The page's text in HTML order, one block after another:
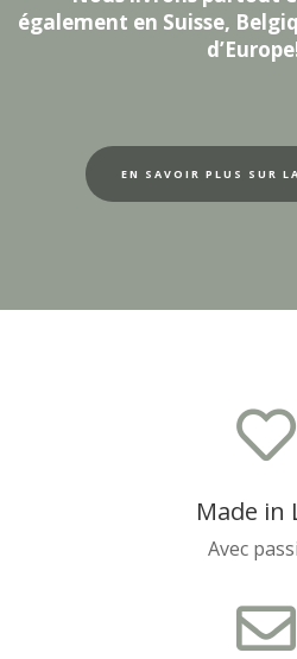
également en Suisse,
EN SAVOIR PLUS SUR

Made in
Avec
